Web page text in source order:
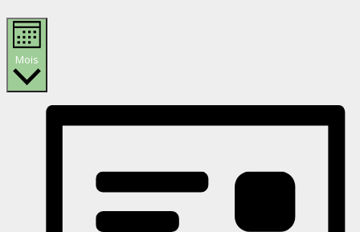
Mois